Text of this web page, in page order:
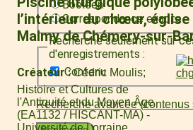
Booléen
Correspondance exacte
Recherche seulement sur
d'enregistrements :
Contenu
Recherche avancée (contenus
l’intérieur du chœur,
Malmy de Chémery-sur-
Créateur
Cédric Moulis
Histoire et Cultures de
l'Antiquité et du Moyen Âge
(EA1132 / HISCANT-MA) -
Université de Lorraine